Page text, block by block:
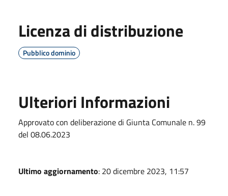
Licenza di distribuzione
Pubblico dominio
Ulteriori Informazioni
Approvato con deliberazione di Giunta Comunale n. 99
del 08.06.2023
Ultimo aggiornamento: 20 dicembre 2023, 11:57